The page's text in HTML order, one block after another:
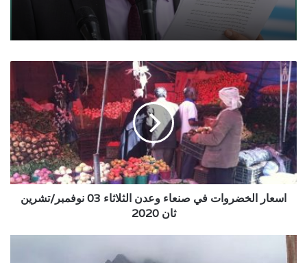
اسعار
الخضروات
في
صنعاء
وعدن
الثلاثاء
03
نوفمبر/
تشرين
ثان
اسعار الخضروات في صنعاء وعدن الثلاثاء 03 نوفمبر/تشرين
ثان 2020
الأرصاد:
أجواء